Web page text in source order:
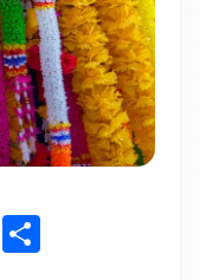
Threads